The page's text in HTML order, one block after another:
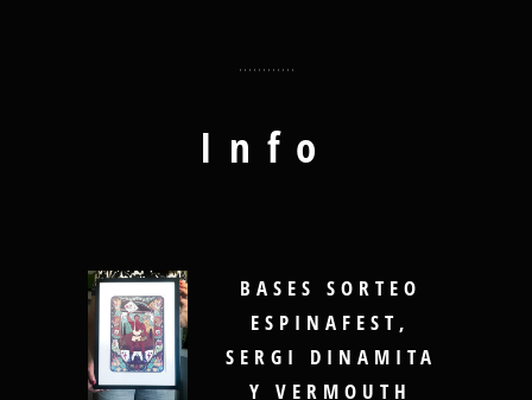
Info
BASES SORTEO
ESPINAFEST,
SERGI DINAMITA
Y VERMOUTH